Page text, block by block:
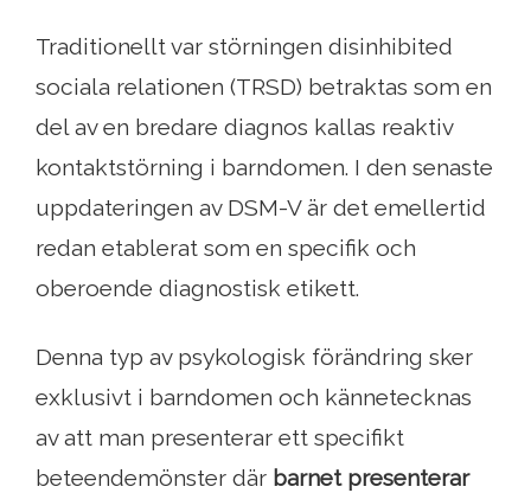
Traditionellt var störningen disinhibited
sociala relationen (TRSD) betraktas som en
del av en bredare diagnos kallas reaktiv
kontaktstörning i barndomen. I den senaste
uppdateringen av DSM-V är det emellertid
redan etablerat som en specifik och
oberoende diagnostisk etikett.
Denna typ av psykologisk förändring sker
exklusivt i barndomen och kännetecknas
av att man presenterar ett specifikt
beteendemönster där barnet presenterar